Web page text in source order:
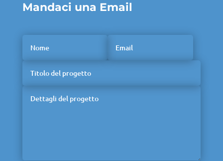
Mandaci una Email